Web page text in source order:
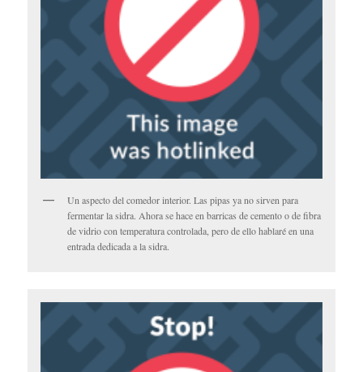
Un aspecto del comedor interior. Las pipas ya no sirven para
fermentar la sidra. Ahora se hace en barricas de cemento o de fibra
de vidrio con temperatura controlada, pero de ello hablaré en una
entrada dedicada a la sidra.